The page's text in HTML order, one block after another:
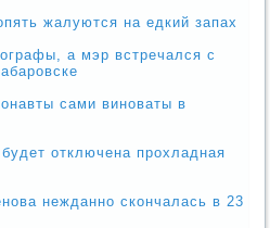
жалуются на едкий запах
а мэр встречался с
сами виноваты в
отключена прохладная
нежданно скончалась в 23